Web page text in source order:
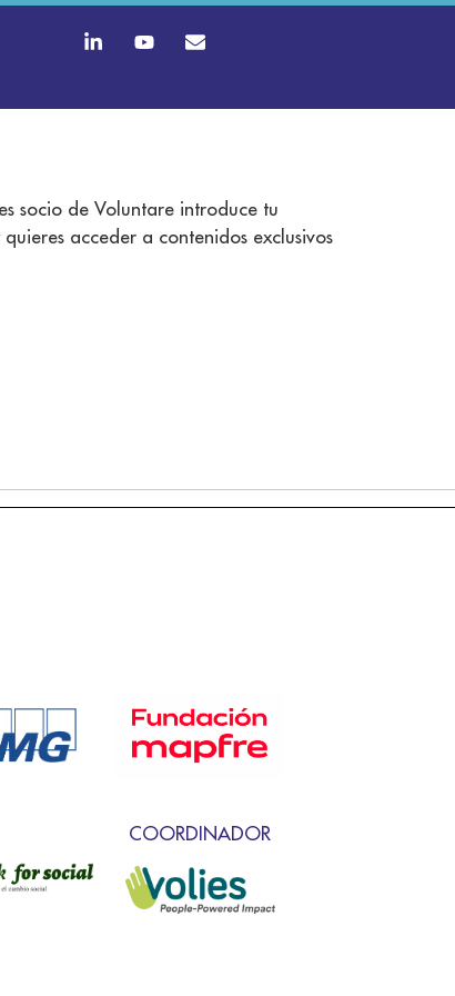
socio de Voluntare introduce tu
acceder a contenidos exclusivos
COORDINADOR